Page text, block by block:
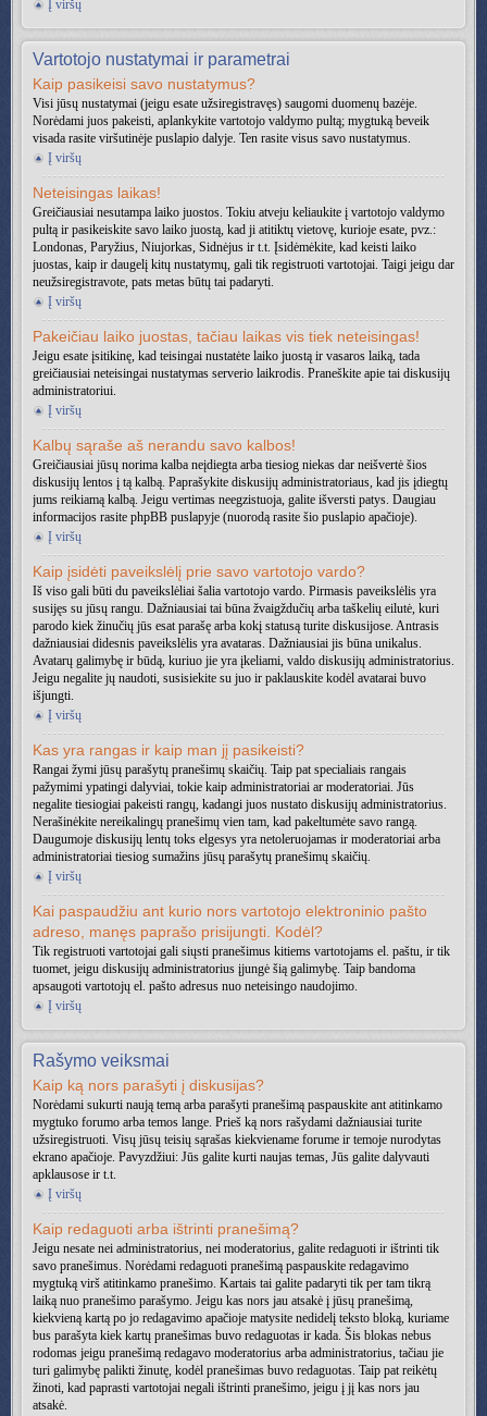
Į viršų
Vartotojo nustatymai ir parametrai
Kaip pasikeisi savo nustatymus?
Visi jūsų nustatymai (jeigu esate užsiregistravęs) saugomi duomenų bazėje.
Norėdami juos pakeisti, aplankykite vartotojo valdymo pultą; mygtuką beveik
visada rasite viršutinėje puslapio dalyje. Ten rasite visus savo nustatymus.
Į viršų
Neteisingas laikas!
Greičiausiai nesutampa laiko juostos. Tokiu atveju keliaukite į vartotojo valdymo
pultą ir pasikeiskite savo laiko juostą, kad ji atitiktų vietovę, kurioje esate, pvz.:
Londonas, Paryžius, Niujorkas, Sidnėjus ir t.t. Įsidėmėkite, kad keisti laiko
juostas, kaip ir daugelį kitų nustatymų, gali tik registruoti vartotojai. Taigi jeigu dar
neužsiregistravote, pats metas būtų tai padaryti.
Į viršų
Pakeičiau laiko juostas, tačiau laikas vis tiek neteisingas!
Jeigu esate įsitikinę, kad teisingai nustatėte laiko juostą ir vasaros laiką, tada
greičiausiai neteisingai nustatymas serverio laikrodis. Praneškite apie tai diskusijų
administratoriui.
Į viršų
Kalbų sąraše aš nerandu savo kalbos!
Greičiausiai jūsų norima kalba neįdiegta arba tiesiog niekas dar neišvertė šios
diskusijų lentos į tą kalbą. Paprašykite diskusijų administratoriaus, kad jis įdiegtų
jums reikiamą kalbą. Jeigu vertimas neegzistuoja, galite išversti patys. Daugiau
informacijos rasite phpBB puslapyje (nuorodą rasite šio puslapio apačioje).
Į viršų
Kaip įsidėti paveikslėlį prie savo vartotojo vardo?
Iš viso gali būti du paveikslėliai šalia vartotojo vardo. Pirmasis paveikslėlis yra
susijęs su jūsų rangu. Dažniausiai tai būna žvaigždučių arba taškelių eilutė, kuri
parodo kiek žinučių jūs esat parašę arba kokį statusą turite diskusijose. Antrasis
dažniausiai didesnis paveikslėlis yra avataras. Dažniausiai jis būna unikalus.
Avatarų galimybę ir būdą, kuriuo jie yra įkeliami, valdo diskusijų administratorius.
Jeigu negalite jų naudoti, susisiekite su juo ir paklauskite kodėl avatarai buvo
išjungti.
Į viršų
Kas yra rangas ir kaip man jį pasikeisti?
Rangai žymi jūsų parašytų pranešimų skaičių. Taip pat specialiais rangais
pažymimi ypatingi dalyviai, tokie kaip administratoriai ar moderatoriai. Jūs
negalite tiesiogiai pakeisti rangų, kadangi juos nustato diskusijų administratorius.
Nerašinėkite nereikalingų pranešimų vien tam, kad pakeltumėte savo rangą.
Daugumoje diskusijų lentų toks elgesys yra netoleruojamas ir moderatoriai arba
administratoriai tiesiog sumažins jūsų parašytų pranešimų skaičių.
Į viršų
Kai paspaudžiu ant kurio nors vartotojo elektroninio pašto
adreso, manęs paprašo prisijungti. Kodėl?
Tik registruoti vartotojai gali siųsti pranešimus kitiems vartotojams el. paštu, ir tik
tuomet, jeigu diskusijų administratorius įjungė šią galimybę. Taip bandoma
apsaugoti vartotojų el. pašto adresus nuo neteisingo naudojimo.
Į viršų
Rašymo veiksmai
Kaip ką nors parašyti į diskusijas?
Norėdami sukurti naują temą arba parašyti pranešimą paspauskite ant atitinkamo
mygtuko forumo arba temos lange. Prieš ką nors rašydami dažniausiai turite
užsiregistruoti. Visų jūsų teisių sąrašas kiekviename forume ir temoje nurodytas
ekrano apačioje. Pavyzdžiui: Jūs galite kurti naujas temas, Jūs galite dalyvauti
apklausose ir t.t.
Į viršų
Kaip redaguoti arba ištrinti pranešimą?
Jeigu nesate nei administratorius, nei moderatorius, galite redaguoti ir ištrinti tik
savo pranešimus. Norėdami redaguoti pranešimą paspauskite redagavimo
mygtuką virš atitinkamo pranešimo. Kartais tai galite padaryti tik per tam tikrą
laiką nuo pranešimo parašymo. Jeigu kas nors jau atsakė į jūsų pranešimą,
kiekvieną kartą po jo redagavimo apačioje matysite nedidelį teksto bloką, kuriame
bus parašyta kiek kartų pranešimas buvo redaguotas ir kada. Šis blokas nebus
rodomas jeigu pranešimą redagavo moderatorius arba administratorius, tačiau jie
turi galimybę palikti žinutę, kodėl pranešimas buvo redaguotas. Taip pat reikėtų
žinoti, kad paprasti vartotojai negali ištrinti pranešimo, jeigu į jį kas nors jau
atsakė.